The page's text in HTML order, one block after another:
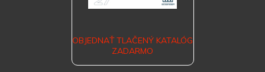
OBJEDNAŤ TLAČENÝ KATALÓG
ZADARMO